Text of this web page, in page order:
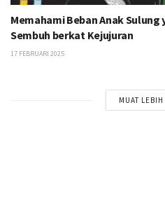
Memahami Beban Anak Sulung
Sembuh berkat Kejujuran
17 FEBRUARI 2025
MUAT